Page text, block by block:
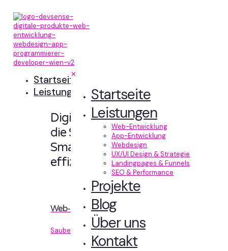
✕
Startseite
Leistungen
Web-Entwicklung
App-Entwicklung
Webdesign
UX/UI Design & Strategie
Landingpages & Funnels
SEO & Performance
Projekte
Blog
Über uns
Kontakt
Startseite
Leistungen
Digitale Erlebnisse,
die Sinn machen.
Smart designt und
effizient entwickelt.
Web-Entwicklung
Sauberer Code, der performt.